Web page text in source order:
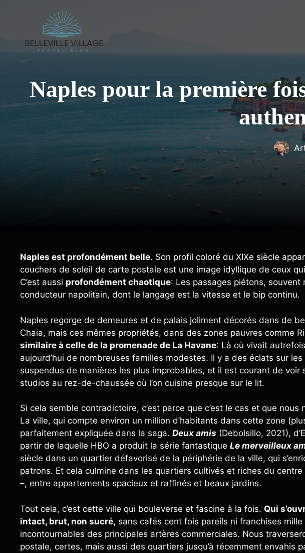
Naples pour la première
Naples est profondément belle. Son profil coloré du XIXe siècle
couchers de soleil de carte postale est une image idyllique de ceux
C’est aussi profondément chaotique: Les passages piétons,
conducteur napolitain, dont le langage est la vitesse et le bip continu.
Naples regorge de demeures et de palais joliment décorés dans de
Chaia, mais ces mêmes propriétés, dans des zones pauvres comme
similaire à celle de la promenade de La Havane: Là où vivait
aujourd’hui de nombreuses familles modestes. Il y a des éclats sur
suspendus de manières les plus improbables, et il est courant de voir
studios au rez-de-chaussée où l’on cuisine presque sur le lit.
Si cela semble contradictoire, c’est parce que c’est le cas et que nous
La ville, qui compte environ un million d’habitants dans cette zone
parfaitement expliquée dans la saga. Deux amis (Debolsillo, 2021),
partir de laquelle HBO a produit la série fantastique Le merveilleux
siècle dans un quartier défavorisé de la périphérie de la ville, qui
patrons. Et cela culmine dans les quartiers cultivés et riches du
–, entre appartements spacieux et raffinés et beaux jardins.
Tout cela, c’est cette ville qui bouleverse et fascine à la fois. Qui
intact, brut, non sucré, sans cafés cent fois pareils ni franchises
incontournables des principales artères commerciales. Nous
postale, certes, mais aussi des quartiers jusqu’à récemment envahis